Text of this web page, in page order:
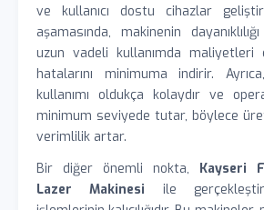
ve kullanıcı dostu cihazlar
aşamasında, makinenin
uzun vadeli kullanımda maliyetleri
hatalarını minimuma indirir.
kullanımı oldukça kolaydır ve
minimum seviyede tutar, böylece
verimlilik artar.
Bir diğer önemli nokta, Kayseri
Lazer Makinesi ile